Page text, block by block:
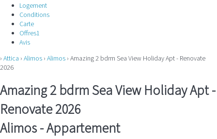
Logement
Conditions
Carte
Offres1
Avis
› Attica › Alimos › Alimos › Amazing 2 bdrm Sea View Holiday Apt - Renovate
2026
Amazing 2 bdrm Sea View Holiday Apt -
Renovate 2026
Alimos -Appartement